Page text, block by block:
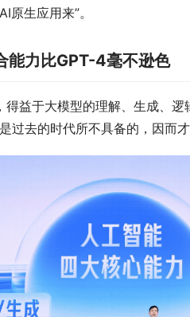
原生应用来”。
能力比GPT-4毫不逊色
益于大模型的理解、生成、
过去的时代所不具备的，因而才